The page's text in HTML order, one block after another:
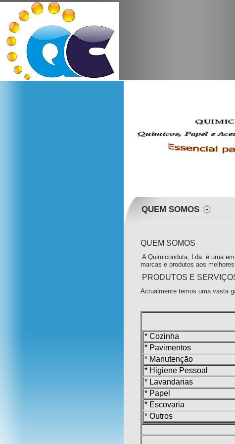
QUEM SOMOS
QUEM SOMOS
A Quimiconduta, Lda. é uma
marcas e produtos aos melhores
PRODUTOS E
Actualmente temos uma vasta
* Cozinha
* Pavimentos
* Manutenção
* Higiene Pessoal
* Lavandarias
* Papel
* Escovaria
* Outros